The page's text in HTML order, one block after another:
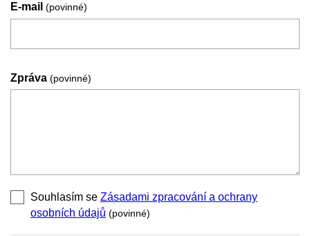
E-mail (povinné)
Zpráva (povinné)
Souhlasím se Zásadami zpracování a ochrany
osobních údajů (povinné)